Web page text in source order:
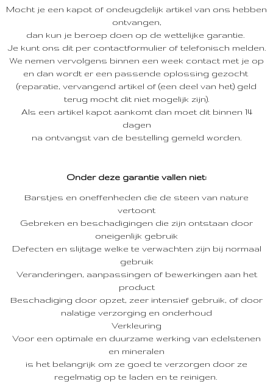
Mocht je een kapot of ondeugdelijk artikel van ons hebben
ontvangen,
dan kun je beroep doen op de wettelijke garantie.
Je kunt ons dit per contactformulier of telefonisch melden.
We nemen vervolgens binnen een week contact met je op
en dan wordt er een passende oplossing gezocht
(reparatie, vervangend artikel of (een deel van het) geld
terug mocht dit niet mogelijk zijn).
Als een artikel kapot aankomt dan moet dit binnen 14
dagen
na ontvangst van de bestelling gemeld worden.
Onder deze garantie vallen niet:
Barstjes en oneffenheden die de steen van nature
vertoont
Gebreken en beschadigingen die zijn ontstaan door
oneigenlijk gebruik
Defecten en slijtage welke te verwachten zijn bij normaal
gebruik
Veranderingen, aanpassingen of bewerkingen aan het
product
Beschadiging door opzet, zeer intensief gebruik, of door
nalatige verzorging en onderhoud
Verkleuring
Voor een optimale en duurzame werking van edelstenen
en mineralen
is het belangrijk om ze goed te verzorgen door ze
regelmatig op te laden en te reinigen.